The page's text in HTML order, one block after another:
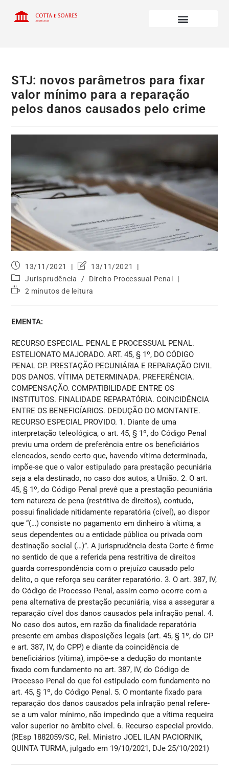
STJ: novos parâmetros para fixar
valor mínimo para a reparação
pelos danos causados pelo crime
13/11/2021
13/11/2021
Jurisprudência
/
Direito Processual Penal
2 minutos de leitura
EMENTA:
RECURSO ESPECIAL. PENAL E PROCESSUAL PENAL.
ESTELIONATO MAJORADO. ART. 45, § 1º, DO CÓDIGO
PENAL CP. PRESTAÇÃO PECUNIÁRIA E REPARAÇÃO CIVIL
DOS DANOS. VÍTIMA DETERMINADA. PREFERÊNCIA.
COMPENSAÇÃO. COMPATIBILIDADE ENTRE OS
INSTITUTOS. FINALIDADE REPARATÓRIA. COINCIDÊNCIA
ENTRE OS BENEFICÍARIOS. DEDUÇÃO DO MONTANTE.
RECURSO ESPECIAL PROVIDO. 1. Diante de uma
interpretação teleológica, o art. 45, § 1º, do Código Penal
previu uma ordem de preferência entre os beneficiários
elencados, sendo certo que, havendo vítima determinada,
impõe-se que o valor estipulado para prestação pecuniária
seja a ela destinado, no caso dos autos, a União. 2. O art.
45, § 1º, do Código Penal prevê que a prestação pecuniária
tem natureza de pena (restritiva de direitos), contudo,
possui finalidade nitidamente reparatória (cível), ao dispor
que “(…) consiste no pagamento em dinheiro à vítima, a
seus dependentes ou a entidade pública ou privada com
destinação social (…)”. A jurisprudência desta Corte é firme
no sentido de que a referida pena restritiva de direitos
guarda correspondência com o prejuízo causado pelo
delito, o que reforça seu caráter reparatório. 3. O art. 387, IV,
do Código de Processo Penal, assim como ocorre com a
pena alternativa de prestação pecuniária, visa a assegurar a
reparação cível dos danos causados pela infração penal. 4.
No caso dos autos, em razão da finalidade reparatória
presente em ambas disposições legais (art. 45, § 1º, do CP
e art. 387, IV, do CPP) e diante da coincidência de
beneficiários (vítima), impõe-se a dedução do montante
fixado com fundamento no art. 387, IV, do Código de
Processo Penal do que foi estipulado com fundamento no
art. 45, § 1º, do Código Penal. 5. O montante fixado para
reparação dos danos causados pela infração penal refere-
se a um valor mínimo, não impedindo que a vítima requeira
valor superior no âmbito cível. 6. Recurso especial provido.
(REsp 1882059/SC, Rel. Ministro JOEL ILAN PACIORNIK,
QUINTA TURMA, julgado em 19/10/2021, DJe 25/10/2021)